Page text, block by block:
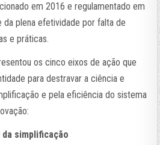
em 2016 e regulamentado em
da plena efetividade por falta de
e práticas.
os cinco eixos de ação que
para destravar a ciência e
e pela eficiência do sistema
da simplificação